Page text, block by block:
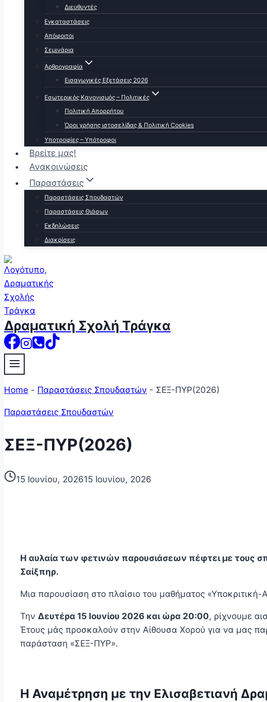
Διευθυντές
Εγκαταστάσεις
Απόφοιτοι
Σεμινάρια
Αρθρογραφία
Εισαγωγικές Εξετάσεις 2026
Εσωτερικός Κανονισμός – Πολιτικές
Πολιτική Απορρήτου
Όροι χρήσης ιστοσελίδας & Πολιτική Cookies
Υποτροφίες – Υπότροφοι
Βρείτε μας!
Ανακοινώσεις
Παραστάσεις
Παραστάσεις Σπουδαστών
Παραστάσεις Θιάσων
Εκδηλώσεις
Διακρίσεις
Δραματική Σχολή Τράγκα
Home - Παραστάσεις Σπουδαστών - ΣΕΞ-ΠΥΡ(2026)
Παραστάσεις Σπουδαστών
ΣΕΞ-ΠΥΡ(2026)
15 Ιουνίου, 202615 Ιουνίου, 2026
Η αυλαία των φετινών παρουσιάσεων πέφτει με τους
Σαίξπηρ.
Μια παρουσίαση στο πλαίσιο του μαθήματος
Την Δευτέρα 15 Ιουνίου 2026 και ώρα 20:00, ρίχνουμε
Έτους μάς προσκαλούν στην Αίθουσα Χορού για να μας
παράσταση «ΣΕΞ-ΠΥΡ».
Η Αναμέτρηση με την Ελισαβετιανή